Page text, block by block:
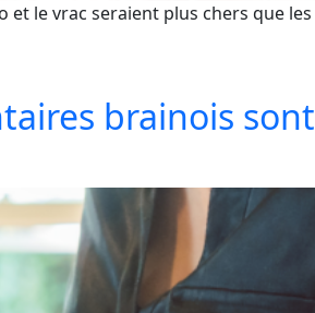
le vrac seraient plus chers que les
brainois sont